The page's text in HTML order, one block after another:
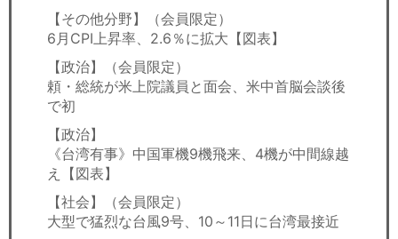
【その他分野】（会員限定）
6月CPI上昇率、2.6％に拡大【図表】
【政治】（会員限定）
頼・総統が米上院議員と面会、米中首脳会談後
で初
【政治】
《台湾有事》中国軍機9機飛来、4機が中間線越
え【図表】
【社会】（会員限定）
大型で猛烈な台風9号、10～11日に台湾最接近